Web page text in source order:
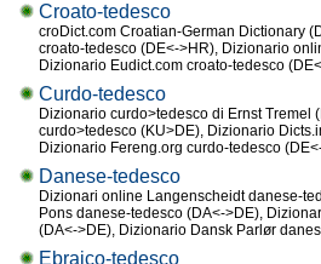
Croato-tedesco
croDict.com Croatian-German Dictionary
croato-tedesco (DE<->HR), Dizionario
Dizionario Eudict.com croato-tedesco
Curdo-tedesco
Dizionario curdo>tedesco di Ernst Tremel
curdo>tedesco (KU>DE), Dizionario
Dizionario Fereng.org curdo-tedesco
Danese-tedesco
Dizionari online Langenscheidt danese-
Pons danese-tedesco (DA<->DE),
(DA<->DE), Dizionario Dansk Parlør
Ebraico-tedesco